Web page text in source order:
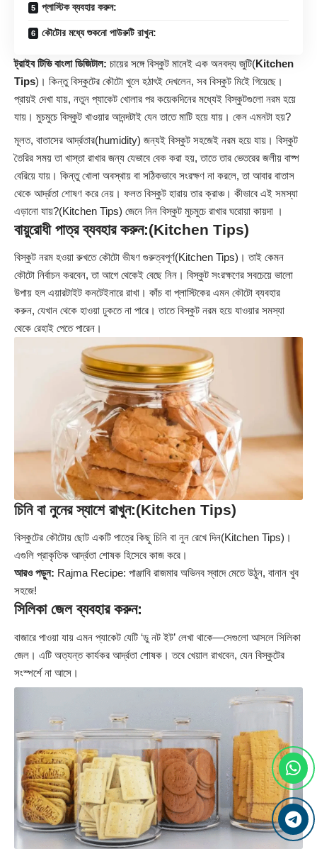
প্লাস্টিক ব্যবহার করুন:
কৌটোর মধ্যে শুকনো পাউরুটি রাখুন:
ট্রাইব টিভি বাংলা ডিজিটাল: চায়ের সঙ্গে বিস্কুট মানেই এক অনবদ্য জুটি(Kitchen
Tips)। কিন্তু বিস্কুটের কৌটো খুলে হঠাৎই দেখলেন, সব বিস্কুট মিইে গিয়েছে।
প্রায়ই দেখা যায়, নতুন প্যাকেট খোলার পর কয়েকদিনের মধ্যেই বিস্কুটগুলো নরম হয়ে
যায়। মুচমুচে বিস্কুট খাওয়ার আনন্দটাই যেন তাতে মাটি হয়ে যায়। কেন এমনটা হয়?
মূলত, বাতাসের আর্দ্রতার(humidity) জন্যই বিস্কুট সহজেই নরম হয়ে যায়। বিস্কুট
তৈরির সময় তা খাস্তা রাখার জন্য যেভাবে বেক করা হয়, তাতে তার ভেতরের জলীয় বাষ্প
বেরিয়ে যায়। কিন্তু খোলা অবস্থায় বা সঠিকভাবে সংরক্ষণ না করলে, তা আবার বাতাস
থেকে আর্দ্রতা শোষণ করে নেয়। ফলত বিস্কুট হারায় তার ক্রাঞ্চ। কীভাবে এই সমস্যা
এড়ানো যায়?(Kitchen Tips) জেনে নিন বিস্কুট মুচমুচে রাখার ঘরোয়া কায়দা ।
বায়ুরোধী পাত্র ব্যবহার করুন:(Kitchen Tips)
বিস্কুট নরম হওয়া রুখতে কৌটো ভীষণ গুরুত্বপূর্ণ(Kitchen Tips)। তাই কেমন
কৌটো নির্বাচন করবেন, তা আগে থেকেই বেছে নিন। বিস্কুট সংরক্ষণের সবচেয়ে ভালো
উপায় হল এয়ারটাইট কনটেইনারে রাখা। কাঁচ বা প্লাস্টিকের এমন কৌটো ব্যবহার
করুন, যেখান থেকে হাওয়া ঢুকতে না পারে। তাতে বিস্কুট নরম হয়ে যাওয়ার সমস্যা
থেকে রেহাই পেতে পারেন।
চিনি বা নুনের স্যাশে রাখুন:(Kitchen Tips)
বিস্কুটের কৌটোয় ছোট একটি পাত্রে কিছু চিনি বা নুন রেখে দিন(Kitchen Tips)।
এগুলি প্রাকৃতিক আর্দ্রতা শোষক হিসেবে কাজ করে।
আরও পড়ুন: Rajma Recipe: পাঞ্জাবি রাজমার অভিনব স্বাদে মেতে উঠুন, বানান খুব
সহজে!
সিলিকা জেল ব্যবহার করুন:
বাজারে পাওয়া যায় এমন প্যাকেট যেটি ‘ডু নট ইট’ লেখা থাকে—সেগুলো আসলে সিলিকা
জেল। এটি অত্যন্ত কার্যকর আর্দ্রতা শোষক। তবে খেয়াল রাখবেন, যেন বিস্কুটের
সংস্পর্শে না আসে।